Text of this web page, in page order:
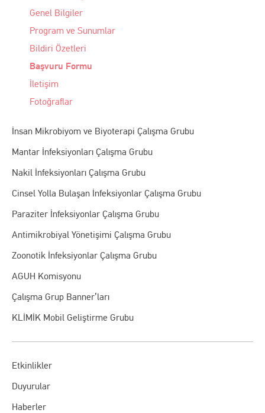
Genel Bilgiler
Program ve Sunumlar
Bildiri Özetleri
Başvuru Formu
İletişim
Fotoğraflar
İnsan Mikrobiyom ve Biyoterapi Çalışma Grubu
Mantar İnfeksiyonları Çalışma Grubu
Nakil İnfeksiyonları Çalışma Grubu
Cinsel Yolla Bulaşan İnfeksiyonlar Çalışma Grubu
Paraziter İnfeksiyonlar Çalışma Grubu
Antimikrobiyal Yönetişimi Çalışma Grubu
Zoonotik İnfeksiyonlar Çalışma Grubu
AGUH Komisyonu
Çalışma Grup Banner’ları
KLİMİK Mobil Geliştirme Grubu
Etkinlikler
Duyurular
Haberler